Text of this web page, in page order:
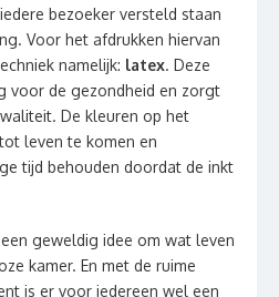
bezoeker versteld staan
Voor het afdrukken hiervan
namelijk: latex. Deze
voor de gezondheid en zorgt
De kleuren op het
leven te komen en
tijd behouden doordat de inkt
geweldig idee om wat leven
kamer. En met de ruime
is er voor iedereen wel een